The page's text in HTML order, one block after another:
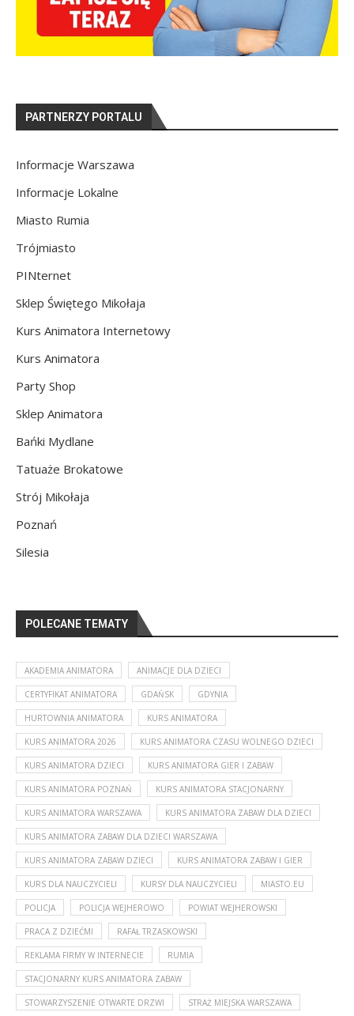
PARTNERZY PORTALU
Informacje Warszawa
Informacje Lokalne
Miasto Rumia
Trójmiasto
PINternet
Sklep Świętego Mikołaja
Kurs Animatora Internetowy
Kurs Animatora
Party Shop
Sklep Animatora
Bańki Mydlane
Tatuaże Brokatowe
Strój Mikołaja
Poznań
Silesia
POLECANE TEMATY
AKADEMIA ANIMATORA ANIMACJE DLA DZIECI
CERTYFIKAT ANIMATORA GDAŃSK GDYNIA
HURTOWNIA ANIMATORA KURS ANIMATORA
KURS ANIMATORA 2026 KURS ANIMATORA CZASU WOLNEGO DZIECI
KURS ANIMATORA DZIECI KURS ANIMATORA GIER I ZABAW
KURS ANIMATORA POZNAŃ KURS ANIMATORA STACJONARNY
KURS ANIMATORA WARSZAWA KURS ANIMATORA ZABAW DLA DZIECI
KURS ANIMATORA ZABAW DLA DZIECI WARSZAWA
KURS ANIMATORA ZABAW DZIECI KURS ANIMATORA ZABAW I GIER
KURS DLA NAUCZYCIELI KURSY DLA NAUCZYCIELI MIASTO.EU
POLICJA POLICJA WEJHEROWO POWIAT WEJHEROWSKI
PRACA Z DZIEĆMI RAFAŁ TRZASKOWSKI
REKLAMA FIRMY W INTERNECIE RUMIA
STACJONARNY KURS ANIMATORA ZABAW
STOWARZYSZENIE OTWARTE DRZWI STRAŻ MIEJSKA WARSZAWA